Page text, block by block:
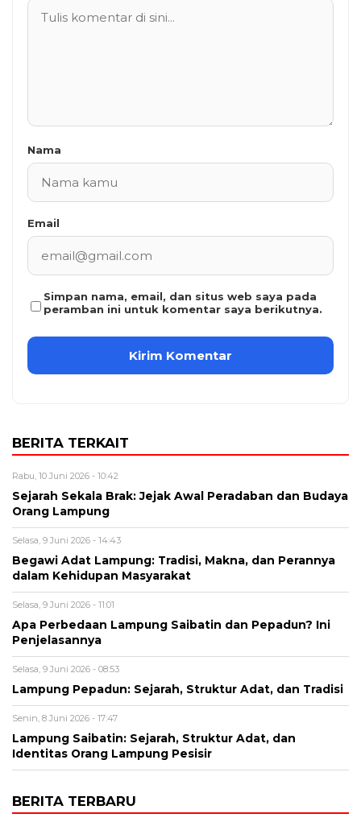
Nama
Email
Simpan nama, email, dan situs web saya pada
peramban ini untuk komentar saya berikutnya.
BERITA TERKAIT
Rabu, 10 Juni 2026 - 10:42
Sejarah Sekala Brak: Jejak Awal Peradaban dan Budaya
Orang Lampung
Selasa, 9 Juni 2026 - 14:43
Begawi Adat Lampung: Tradisi, Makna, dan Perannya
dalam Kehidupan Masyarakat
Selasa, 9 Juni 2026 - 11:01
Apa Perbedaan Lampung Saibatin dan Pepadun? Ini
Penjelasannya
Selasa, 9 Juni 2026 - 08:53
Lampung Pepadun: Sejarah, Struktur Adat, dan Tradisi
Senin, 8 Juni 2026 - 17:47
Lampung Saibatin: Sejarah, Struktur Adat, dan
Identitas Orang Lampung Pesisir
BERITA TERBARU